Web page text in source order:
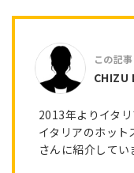
CHIZU
2013年よりイタ
イタリアのホット
さんに紹介してい